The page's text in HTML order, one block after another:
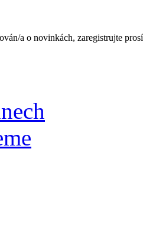
a o novinkách, zaregistrujte